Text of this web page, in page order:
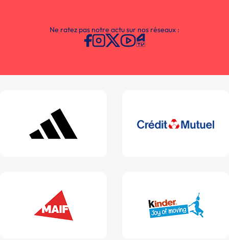
Ne ratez pas notre actu sur nos réseaux :